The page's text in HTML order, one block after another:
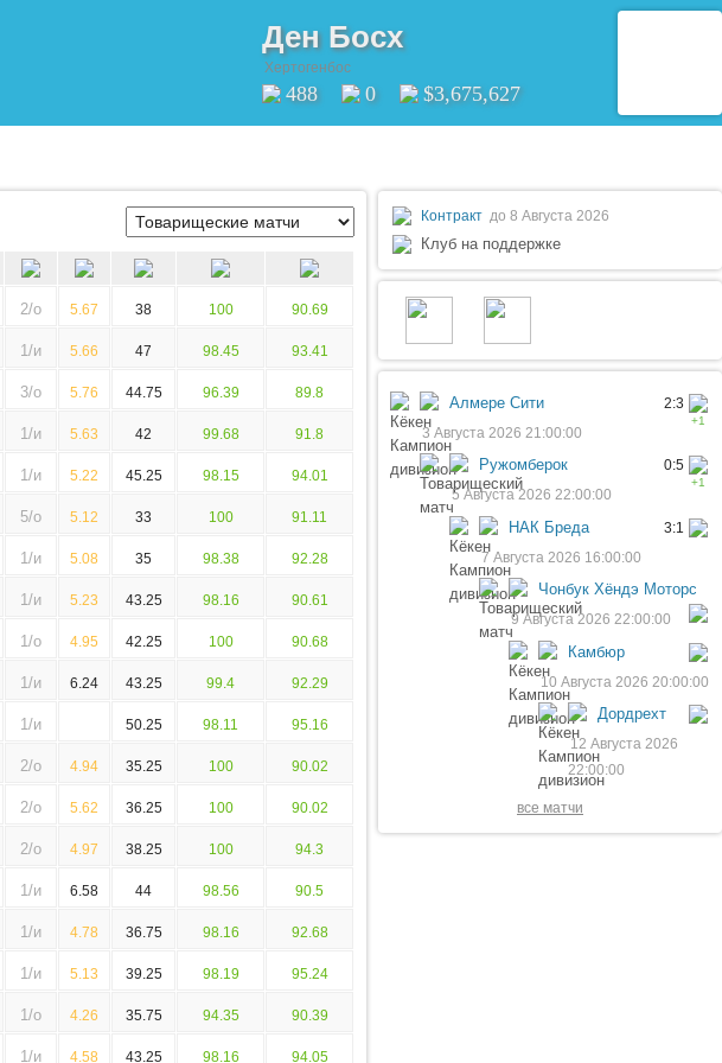
Ден Босх
Хертогенбос
488 0 $3,675,627
2/о 5.67 38 100 90.69
1/и 5.66 47 98.45 93.41
3/о 5.76 44.75 96.39 89.8
1/и 5.63 42 99.68 91.8
1/и 5.22 45.25 98.15 94.01
5/о 5.12 33 100 91.11
1/и 5.08 35 98.38 92.28
1/и 5.23 43.25 98.16 90.61
1/о 4.95 42.25 100 90.68
1/и 6.24 43.25 99.4 92.29
1/и 50.25 98.11 95.16
2/о 4.94 35.25 100 90.02
2/о 5.62 36.25 100 90.02
2/о 4.97 38.25 100 94.3
1/и 6.58 44 98.56 90.5
1/и 4.78 36.75 98.16 92.68
1/и 5.13 39.25 98.19 95.24
1/о 4.26 35.75 94.35 90.39
1/и 4.58 43.25 98.16 94.05
Контракт до 8 Августа 2026
Клуб на поддержке
Алмере Сити 2:3
3 Августа 2026 21:00:00
+1
Ружомберок 0:5
5 Августа 2026 22:00:00
+1
НАК Бреда 3:1
7 Августа 2026 16:00:00
Чонбук Хёндэ Моторс
9 Августа 2026 22:00:00
Камбюр
10 Августа 2026 20:00:00
Дордрехт
12 Августа 2026
22:00:00
все матчи